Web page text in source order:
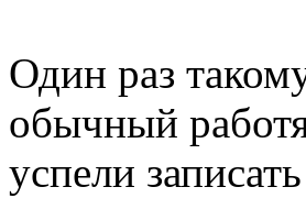
Один раз
обычный
успели записать